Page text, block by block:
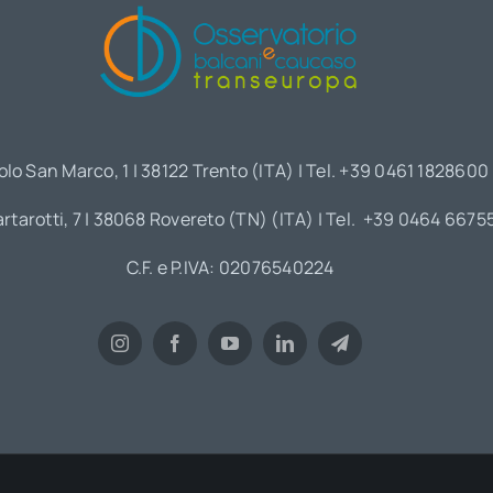
San Marco, 1 | 38122 Trento (ITA) | Tel. +39 0461 1828600
7 | 38068 Rovereto (TN) (ITA) | Tel. +39 0464
C.F. e P.IVA: 02076540224